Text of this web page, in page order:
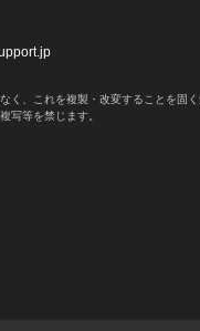
、これを複製・改変することを固く
写等を禁じます。